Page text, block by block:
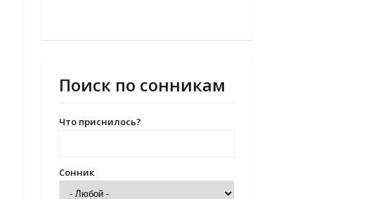
Поиск по сонникам
Что приснилось?
Сонник